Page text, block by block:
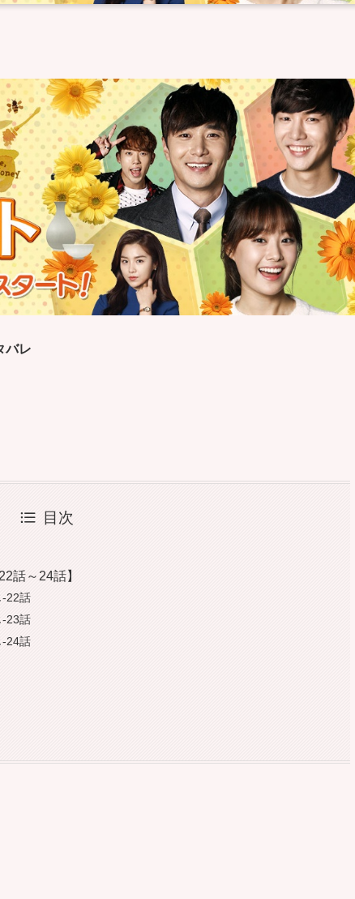
バレ
目次
話～24話】
-22話
-23話
-24話